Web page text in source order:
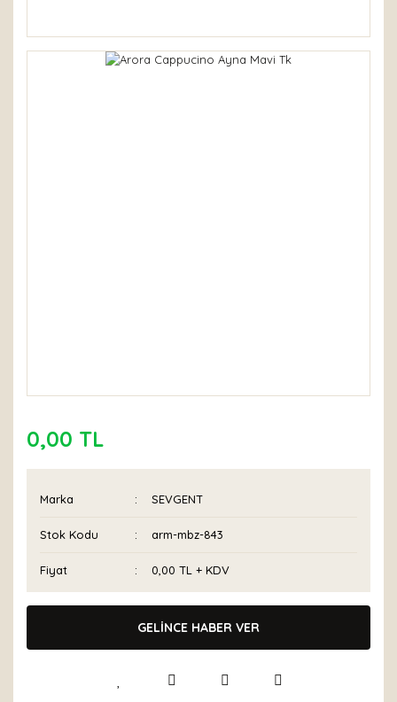
0,00 TL
Marka SEVGENT
Stok Kodu arm-mbz-843
Fiyat 0,00 TL + KDV
GELİNCE HABER VER